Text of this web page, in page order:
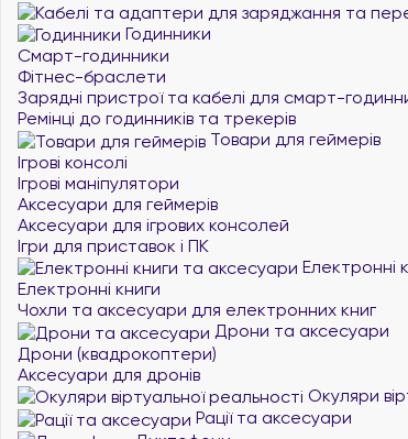
Годинники
Смарт-годинники
Фітнес-браслети
Зарядні пристрої та кабелі для смарт-
Ремінці до годинників та трекерів
Товари для геймерів
Ігрові консолі
Ігрові маніпулятори
Аксесуари для геймерів
Аксесуари для ігрових консолей
Ігри для приставок і ПК
Електронні
Електронні книги
Чохли та аксесуари для електронних книг
Дрони та аксесуари
Дрони (квадрокоптери)
Аксесуари для дронів
Окуляри
Рації та аксесуари